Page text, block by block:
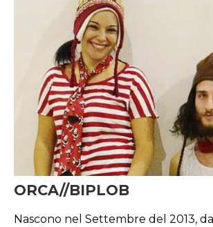
ORCA//BIPLOB
Nascono nel Settembre del 2013,